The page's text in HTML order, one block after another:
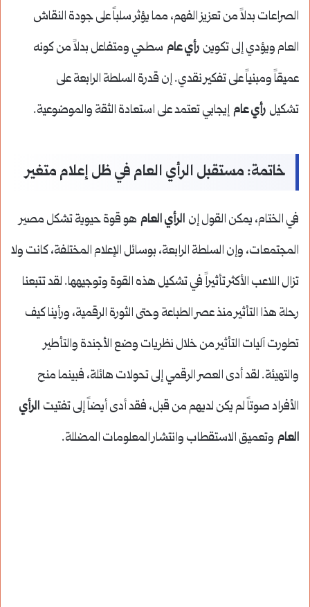
الصراعات بدلاً من تعزيز الفهم، مما يؤثر سلباً على جودة النقاش
العام ويؤدي إلى تكوين رأي عام سطحي ومتفاعل بدلاً من كونه
عميقاً ومبنياً على تفكير نقدي. إن قدرة السلطة الرابعة على
تشكيل رأي عام إيجابي تعتمد على استعادة الثقة والموضوعية.
خاتمة: مستقبل الرأي العام في ظل إعلام متغير
في الختام، يمكن القول إن الرأي العام هو قوة حيوية تشكل مصير
المجتمعات، وإن السلطة الرابعة، بوسائل الإعلام المختلفة، كانت ولا
تزال اللاعب الأكثر تأثيراً في تشكيل هذه القوة وتوجيهها. لقد تتبعنا
رحلة هذا التأثير منذ عصر الطباعة وحتى الثورة الرقمية، ورأينا كيف
تطورت آليات التأثير من خلال نظريات وضع الأجندة والتأطير
والتهيئة. لقد أدى العصر الرقمي إلى تحولات هائلة، فبينما منح
الأفراد صوتاً لم يكن لديهم من قبل، فقد أدى أيضاً إلى تفتيت الرأي
العام وتعميق الاستقطاب وانتشار المعلومات المضللة.